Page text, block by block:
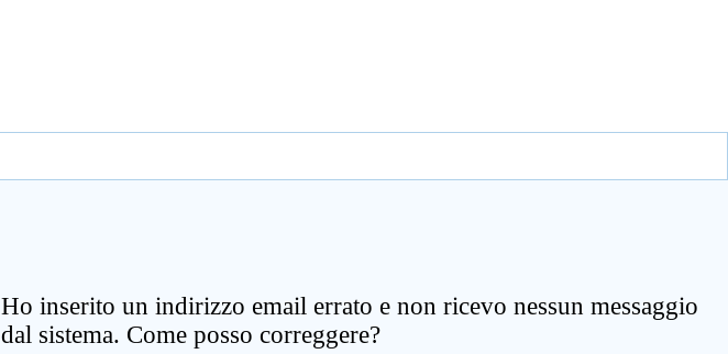
Ho inserito un indirizzo email errato e non ricevo nessun messaggio
dal sistema. Come posso correggere?